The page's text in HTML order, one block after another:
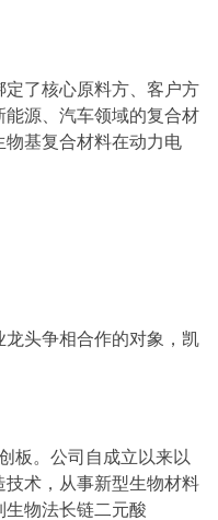
定了核心原料方、客户方
源、汽车领域的复合材
基复合材料在动力电
头争相合作的对象，凯
板。公司自成立以来以
术，从事新型生物材料
物法长链二元酸